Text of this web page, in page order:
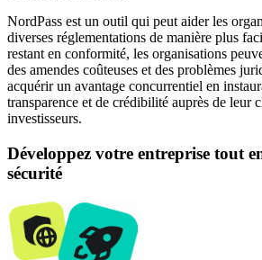
NordPass est un outil qui peut aider les
diverses réglementations de manière plus
restant en conformité, les organisations
des amendes coûteuses et des problèmes
acquérir un avantage concurrentiel en
transparence et de crédibilité auprès de leur
investisseurs.
Développez votre entreprise tout
sécurité